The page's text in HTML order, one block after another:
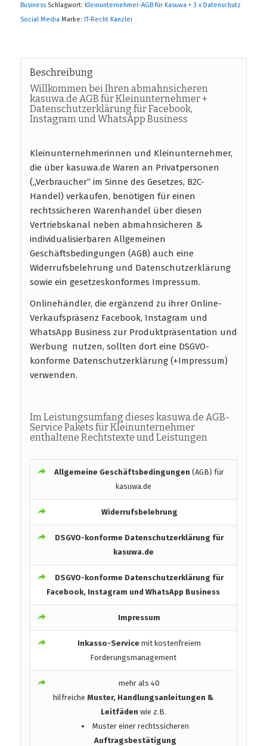
Business Schlagwort: Kleinunternehmer-AGB für Kasuwa + 3 x Datenschutz
Social Media Marke: IT-Recht Kanzlei
Beschreibung
Willkommen bei Ihren abmahnsicheren
kasuwa.de AGB für Kleinunternehmer +
Datenschutzerklärung für Facebook,
Instagram und WhatsApp Business
Kleinunternehmerinnen und Kleinunternehmer,
die über kasuwa.de Waren an Privatpersonen
(„Verbraucher“ im Sinne des Gesetzes, B2C-
Handel) verkaufen, benötigen für einen
rechtssicheren Warenhandel über diesen
Vertriebskanal neben abmahnsicheren &
individualisierbaren Allgemeinen
Geschäftsbedingungen (AGB) auch eine
Widerrufsbelehrung und Datenschutzerklärung
sowie ein gesetzeskonformes Impressum.
Onlinehändler, die ergänzend zu ihrer Online-
Verkaufspräsenz Facebook, Instagram und
WhatsApp Business zur Produktpräsentation und
Werbung nutzen, sollten dort eine DSGVO-
konforme Datenschutzerklärung (+Impressum)
verwenden.
Im Leistungsumfang dieses kasuwa.de AGB-
Service Pakets für Kleinunternehmer
enthaltene Rechtstexte und Leistungen
Allgemeine Geschäftsbedingungen (AGB) für
kasuwa.de
Widerrufsbelehrung
DSGVO-konforme Datenschutzerklärung für
kasuwa.de
DSGVO-konforme Datenschutzerklärung für
Facebook, Instagram und WhatsApp Business
Impressum
Inkasso-Service mit kostenfreiem
Forderungsmanagement
mehr als 40
hilfreicheMuster, Handlungsanleitungen &
Leitfäden wie z.B.
Muster einer rechtssicheren
Auftragsbestätigung